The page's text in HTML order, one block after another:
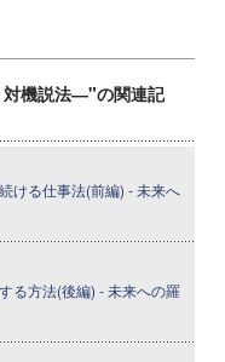
機説法―"の関連記
ける仕事法(前編) - 未来へ
る方法(後編) - 未来への羅